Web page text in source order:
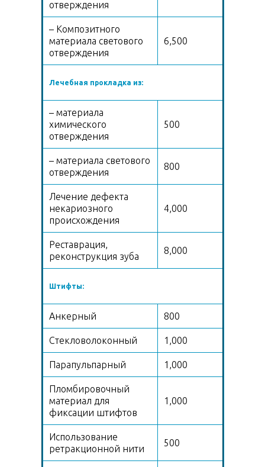
отверждения
– Композитного
материала светового
отверждения
6,500
Лечебная прокладка из:
– материала
химического
отверждения
500
– материала светового
отверждения
800
Лечение дефекта
некариозного
происхождения
4,000
Реставрация,
реконструкция зуба
8,000
Штифты:
Анкерный 800
Стекловолоконный 1,000
Парапульпарный 1,000
Пломбировочный
материал для
фиксации штифтов
1,000
Использование
ретракционной нити
500